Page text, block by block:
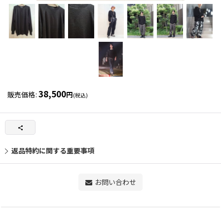
販売価格: 38,500円(税込)
返品特約に関する重要事項
お問い合わせ